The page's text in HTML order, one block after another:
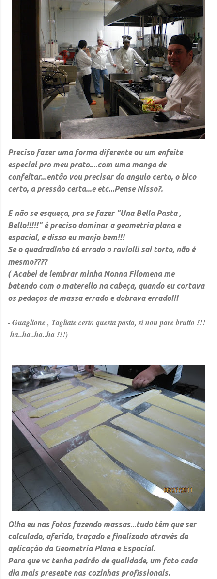
Preciso fazer uma forma diferente ou um enfeite
especial pro meu prato....com uma manga de
confeitar...então vou precisar do angulo certo, o bico
certo, a pressão certa...e etc...Pense Nisso?.
E não se esqueça, pra se fazer "Una Bella Pasta ,
Bello!!!!!"é preciso dominar a geometria plana e
espacial, e disso eu manjo bem!!!
Se o quadradinho tá errado o raviolli sai torto, não é
mesmo????
( Acabei de lembrar minha Nonna Filomena me
batendo com o materello na cabeça, quando eu cortava
os pedaços de massa errado e dobrava errado!!!
-Guaglione , Tagliate certo questa pasta, si non pare brutto !!!
ha..ha..ha..ha !!!)
Olha eu nas fotos fazendo massas...tudo têm que ser
calculado, aferido, traçado e finalizado através da
aplicação da Geometria Plana e Espacial.
Para que vc tenha padrão de qualidade, um fato cada
dia mais presente nas cozinhas profissionais.